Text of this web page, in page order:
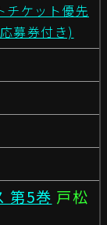
ケット優先
募券付き)
第5巻 戸松